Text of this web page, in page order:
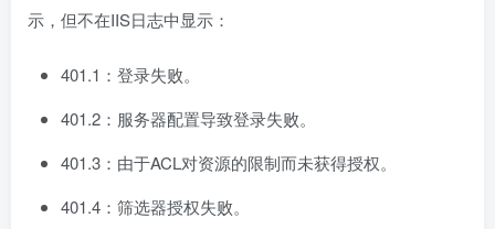
示，但不在IIS日志中显示：
401.1：登录失败。
401.2：服务器配置导致登录失败。
401.3：由于ACL对资源的限制而未获得授权。
401.4：筛选器授权失败。